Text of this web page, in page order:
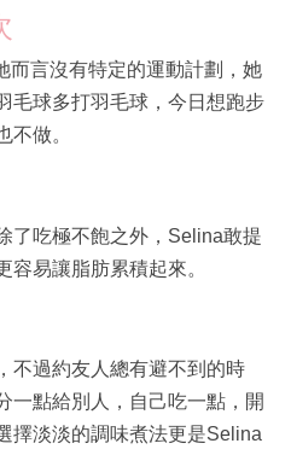
而言沒有特定的運動計劃，她
毛球多打羽毛球，今日想跑步
不做。
了吃極不飽之外，Selina敢提
易讓脂肪累積起來。
不過約友人總有避不到的時
一點給別人，自己吃一點，開
擇淡淡的調味煮法更是Selina